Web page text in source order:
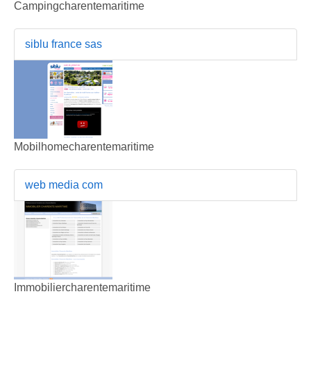
Campingcharentemaritime
siblu france sas
Mobilhomecharentemaritime
web media com
Immobiliercharentemaritime